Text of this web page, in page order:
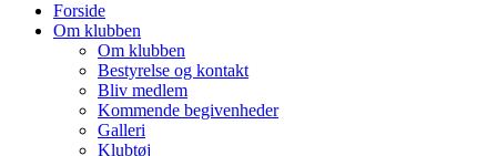
Forside
Om klubben
Om klubben
Bestyrelse og kontakt
Bliv medlem
Kommende begivenheder
Galleri
Klubtøj